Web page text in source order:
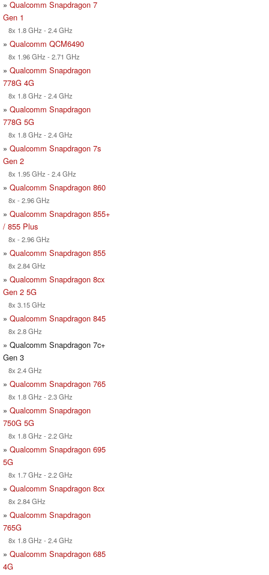
» Qualcomm Snapdragon 7
Gen 1
8x 1.8 GHz - 2.4 GHz
» Qualcomm QCM6490
8x 1.96 GHz - 2.71 GHz
» Qualcomm Snapdragon
778G 4G
8x 1.8 GHz - 2.4 GHz
» Qualcomm Snapdragon
778G 5G
8x 1.8 GHz - 2.4 GHz
» Qualcomm Snapdragon 7s
Gen 2
8x 1.95 GHz - 2.4 GHz
» Qualcomm Snapdragon 860
8x - 2.96 GHz
» Qualcomm Snapdragon 855+
/ 855 Plus
8x - 2.96 GHz
» Qualcomm Snapdragon 855
8x 2.84 GHz
» Qualcomm Snapdragon 8cx
Gen 2 5G
8x 3.15 GHz
» Qualcomm Snapdragon 845
8x 2.8 GHz
» Qualcomm Snapdragon 7c+
Gen 3
8x 2.4 GHz
» Qualcomm Snapdragon 765
8x 1.8 GHz - 2.3 GHz
» Qualcomm Snapdragon
750G 5G
8x 1.8 GHz - 2.2 GHz
» Qualcomm Snapdragon 695
5G
8x 1.7 GHz - 2.2 GHz
» Qualcomm Snapdragon 8cx
8x 2.84 GHz
» Qualcomm Snapdragon
765G
8x 1.8 GHz - 2.4 GHz
» Qualcomm Snapdragon 685
4G